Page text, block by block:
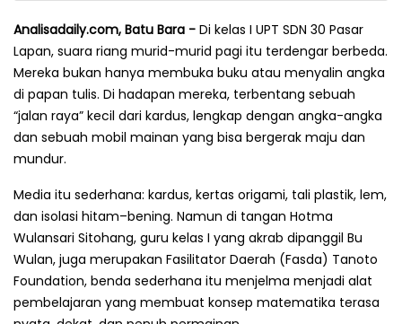
Analisadaily.com, Batu Bara - Di kelas I UPT SDN 30 Pasar
Lapan, suara riang murid-murid pagi itu terdengar berbeda.
Mereka bukan hanya membuka buku atau menyalin angka
di papan tulis. Di hadapan mereka, terbentang sebuah
“jalan raya” kecil dari kardus, lengkap dengan angka-angka
dan sebuah mobil mainan yang bisa bergerak maju dan
mundur.
Media itu sederhana: kardus, kertas origami, tali plastik, lem,
dan isolasi hitam–bening. Namun di tangan Hotma
Wulansari Sitohang, guru kelas I yang akrab dipanggil Bu
Wulan, juga merupakan Fasilitator Daerah (Fasda) Tanoto
Foundation, benda sederhana itu menjelma menjadi alat
pembelajaran yang membuat konsep matematika terasa